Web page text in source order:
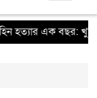
হত্যার এক বছর: